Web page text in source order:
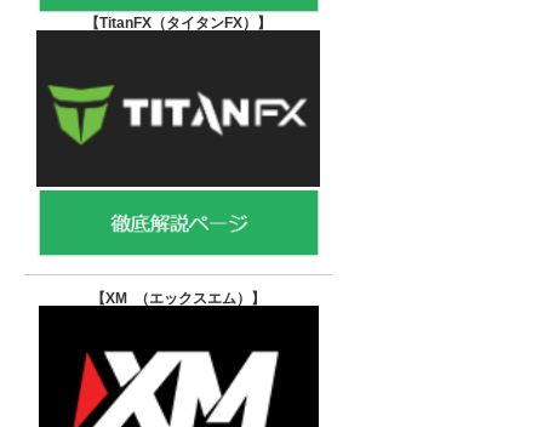
【TitanFX（タイタンFX） 】
【XM （エックスエム） 】